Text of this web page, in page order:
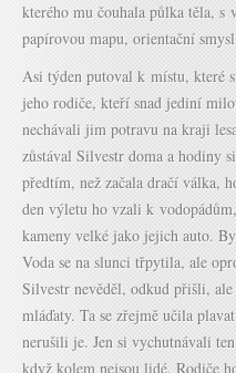
kterého mu čouhala půlka těla,
papírovou mapu, orientační
Asi týden putoval k místu, které
jeho rodiče, kteří snad jediní
nechávali jim potravu na kraji
zůstával Silvestr doma a hodiny
předtím, než začala dračí válka,
den výletu ho vzali k
kameny velké jako jejich auto.
Voda se na slunci třpytila, ale
Silvestr nevěděl, odkud přišli,
mláďaty. Ta se zřejmě učila
nerušili je. Jen si vychutnávali
když kolem nejsou lidé. Rodiče